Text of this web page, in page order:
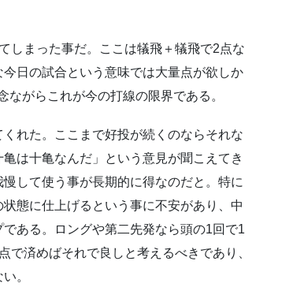
しまった事だ。ここは犠飛＋犠飛で2点な
日の試合という意味では大量点が欲しか
がらこれが今の打線の限界である。
れた。ここまで好投が続くのならそれな
は十亀なんだ」という意見が聞こえてき
して使う事が長期的に得なのだと。特に
態に仕上げるという事に不安があり、中
ある。ロングや第二先発なら頭の1回で1
済めばそれで良しと考えるべきであり、
。